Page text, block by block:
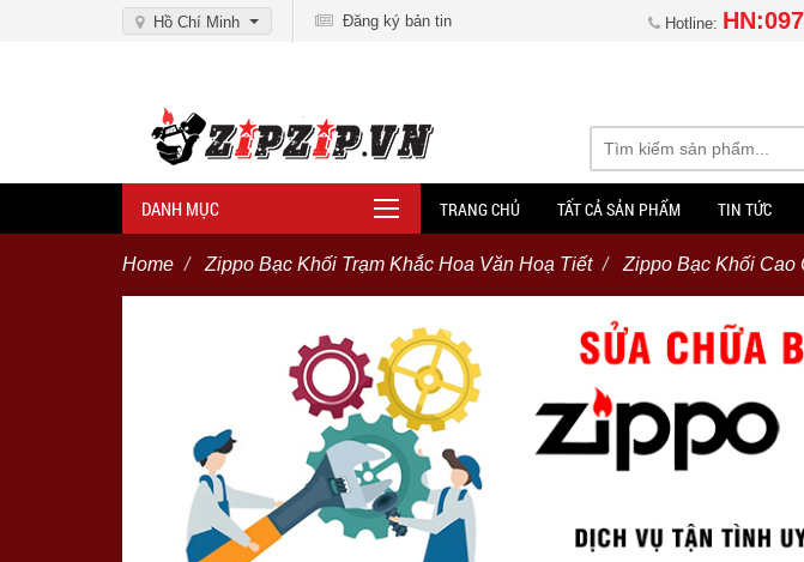
Hồ Chí Minh Đăng ký bản tin Hotline:
DANH MỤC TRANG CHỦ TẤT CẢ SẢN PHẨM TIN TỨC
Home Zippo Bạc Khối Trạm Khắc Hoa Văn Hoạ Tiết Zippo Bạc Khối Cao